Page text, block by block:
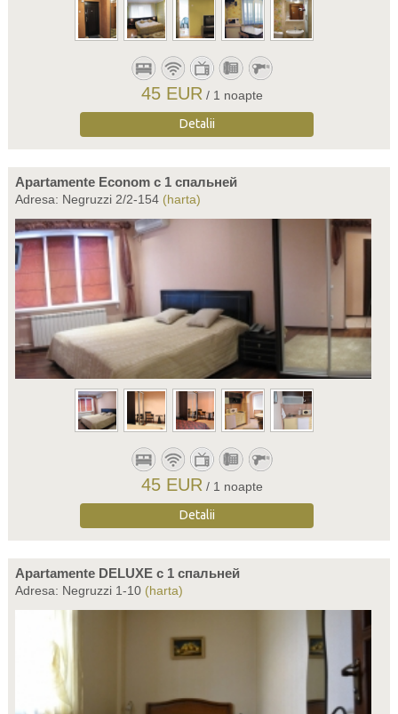
45 EUR / 1 noapte
Detalii
Apartamente Econom c 1 спальней
Adresa: Negruzzi 2/2-154 (harta)
45 EUR / 1 noapte
Detalii
Apartamente DELUXE c 1 спальней
Adresa: Negruzzi 1-10 (harta)